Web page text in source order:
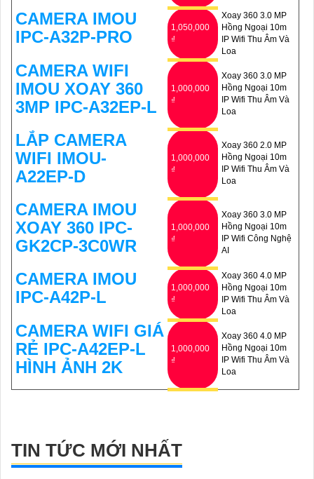
CAMERA IMOU
IPC-A32P-PRO
1,050,000
₫
Xoay 360 3.0 MP
Hồng Ngoại 10m
IP Wifi Thu Âm Và
Loa
CAMERA WIFI
IMOU XOAY 360
3MP IPC-A32EP-L
1,000,000
₫
Xoay 360 3.0 MP
Hồng Ngoại 10m
IP Wifi Thu Âm Và
Loa
LẮP CAMERA
WIFI IMOU-
A22EP-D
1,000,000
₫
Xoay 360 2.0 MP
Hồng Ngoại 10m
IP Wifi Thu Âm Và
Loa
CAMERA IMOU
XOAY 360 IPC-
GK2CP-3C0WR
1,000,000
₫
Xoay 360 3.0 MP
Hồng Ngoại 10m
IP Wifi Công Nghệ
AI
CAMERA IMOU
IPC-A42P-L
1,000,000
₫
Xoay 360 4.0 MP
Hồng Ngoại 10m
IP Wifi Thu Âm Và
Loa
CAMERA WIFI GIÁ
RẺ IPC-A42EP-L
HÌNH ẢNH 2K
1,000,000
₫
Xoay 360 4.0 MP
Hồng Ngoại 10m
IP Wifi Thu Âm Và
Loa
TIN TỨC MỚI NHẤT